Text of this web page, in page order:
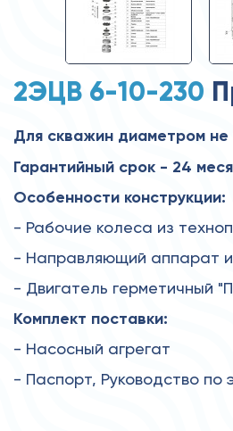
2ЭЦВ 6-10-230
Для скважин диаметром не
Гарантийный срок - 24
Особенности конструкции:
- Рабочие колеса из
- Направляющий аппарат
- Двигатель герметичный
Комплект поставки:
- Насосный агрегат
- Паспорт, Руководство по